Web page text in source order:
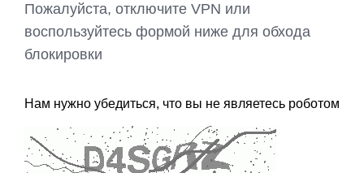
Пожалуйста, отключите VPN или
воспользуйтесь формой ниже для обхода
блокировки
Нам нужно убедиться, что вы не являетесь роботом